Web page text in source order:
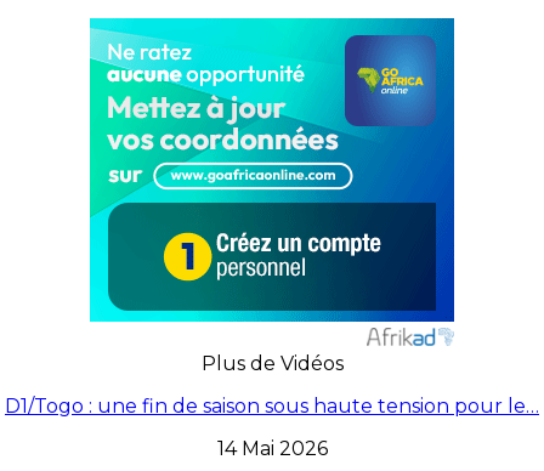
Plus de Vidéos
D1/Togo : une fin de saison sous haute tension pour le…
14 Mai 2026